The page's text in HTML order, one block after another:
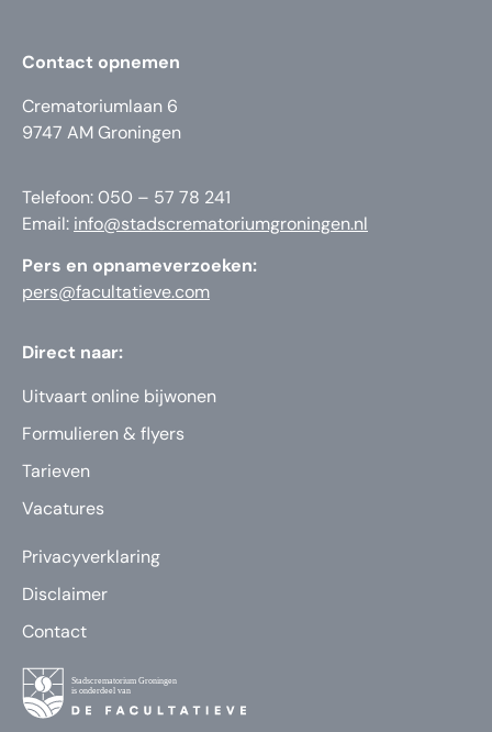
Contact opnemen
Crematoriumlaan 6
9747 AM Groningen
Telefoon: 050 – 57 78 241
Email: info@stadscrematoriumgroningen.nl
Pers en opnameverzoeken:
pers@facultatieve.com
Direct naar:
Uitvaart online bijwonen
Formulieren & flyers
Tarieven
Vacatures
Privacyverklaring
Disclaimer
Contact